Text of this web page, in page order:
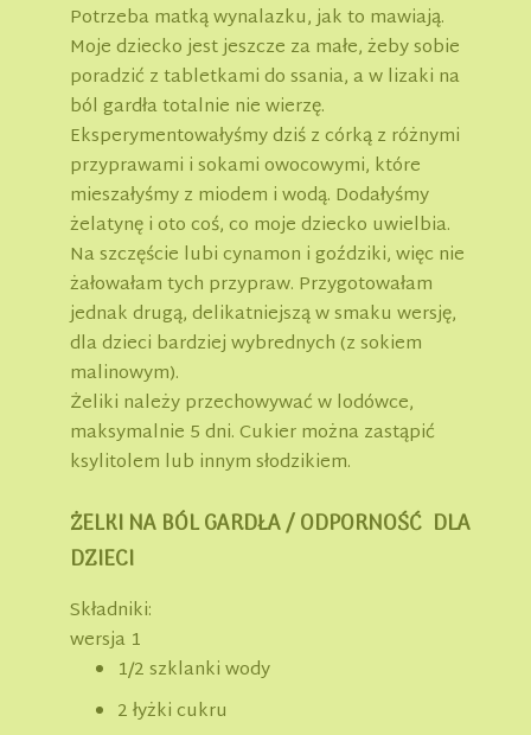
Potrzeba matką wynalazku, jak to mawiają.
Moje dziecko jest jeszcze za małe, żeby sobie
poradzić z tabletkami do ssania, a w lizaki na
ból gardła totalnie nie wierzę.
Eksperymentowałyśmy dziś z córką z różnymi
przyprawami i sokami owocowymi, które
mieszałyśmy z miodem i wodą. Dodałyśmy
żelatynę i oto coś, co moje dziecko uwielbia.
Na szczęście lubi cynamon i goździki, więc nie
żałowałam tych przypraw. Przygotowałam
jednak drugą, delikatniejszą w smaku wersję,
dla dzieci bardziej wybrednych (z sokiem
malinowym).
Żeliki należy przechowywać w lodówce,
maksymalnie 5 dni. Cukier można zastąpić
ksylitolem lub innym słodzikiem.
ŻELKI NA BÓL GARDŁA / ODPORNOŚĆ DLA
DZIECI
Składniki:
wersja 1
1/2 szklanki wody
2 łyżki cukru